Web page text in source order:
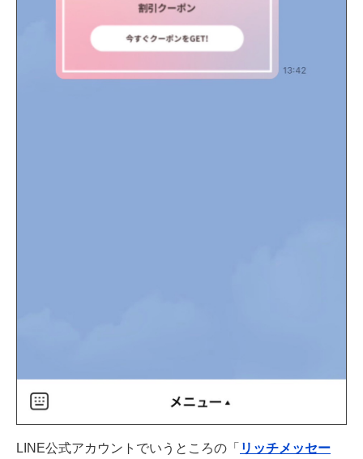
LINE公式アカウントでいうところの「 リッチメッセー